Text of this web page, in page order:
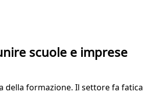
scuole e imprese
della formazione. Il settore fa